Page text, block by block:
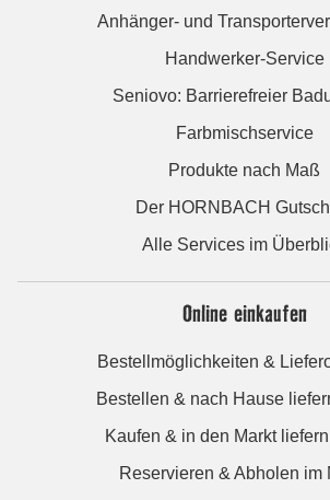
Anhänger- und
Handwerker-Service
Seniovo: Barrierefreier
Farbmischservice
Produkte nach Maß
Der HORNBACH
Alle Services im
Online einkaufen
Bestellmöglichkeiten &
Bestellen & nach Hause
Kaufen & in den Markt
Reservieren & Abholen im